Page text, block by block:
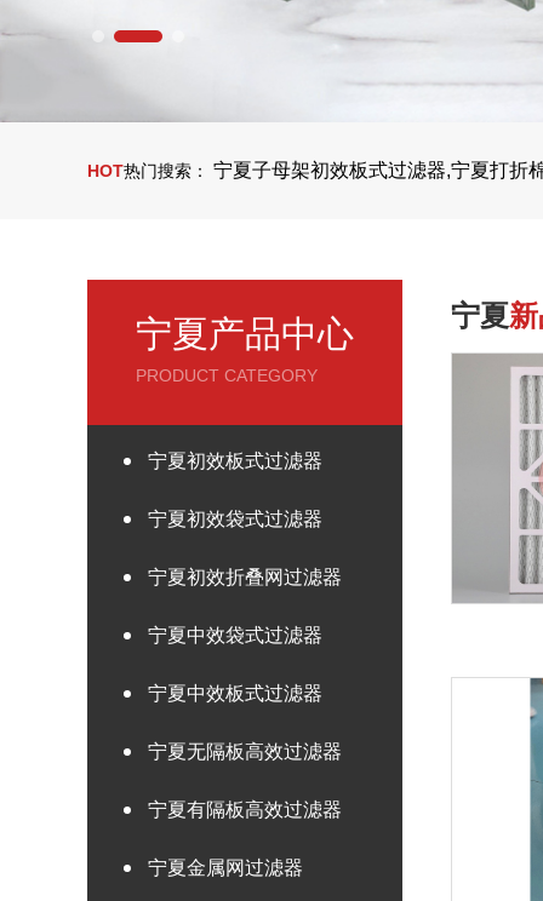
HOT热门搜索： 宁夏子母架初效板式过滤器,宁夏打折
宁夏产品中心
PRODUCT CATEGORY
宁夏初效板式过滤器
宁夏初效袋式过滤器
宁夏初效折叠网过滤器
宁夏中效袋式过滤器
宁夏中效板式过滤器
宁夏无隔板高效过滤器
宁夏有隔板高效过滤器
宁夏金属网过滤器
宁夏